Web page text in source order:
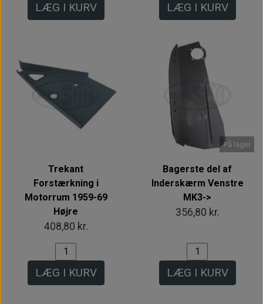
LÆG I KURV LÆG I KURV
Trekant
Forstærkning i
Motorrum 1959-69
Højre
408,80 kr.
LÆG I KURV
På lager
Bagerste del af
Inderskærm Venstre
MK3->
356,80 kr.
LÆG I KURV